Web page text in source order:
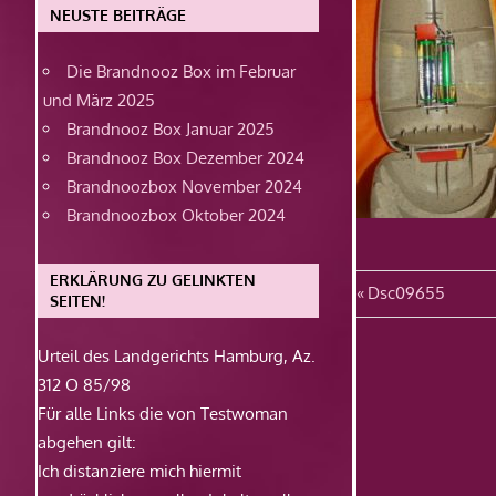
Vorheriger
Beitrag:
Dsc09655
NEUSTE BEITRÄGE
Die Brandnooz Box im Februar
und März 2025
Brandnooz Box Januar 2025
Brandnooz Box Dezember 2024
Brandnoozbox November 2024
Brandnoozbox Oktober 2024
ERKLÄRUNG ZU GELINKTEN
SEITEN!
Urteil des Landgerichts Hamburg, Az.
312 O 85/98
Für alle Links die von Testwoman
abgehen gilt:
Ich distanziere mich hiermit